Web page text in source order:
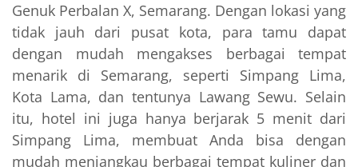
Genuk Perbalan X, Semarang. Dengan lokasi yang
tidak jauh dari pusat kota, para tamu dapat
dengan mudah mengakses berbagai tempat
menarik di Semarang, seperti Simpang Lima,
Kota Lama, dan tentunya Lawang Sewu. Selain
itu, hotel ini juga hanya berjarak 5 menit dari
Simpang Lima, membuat Anda bisa dengan
mudah menjangkau berbagai tempat kuliner dan